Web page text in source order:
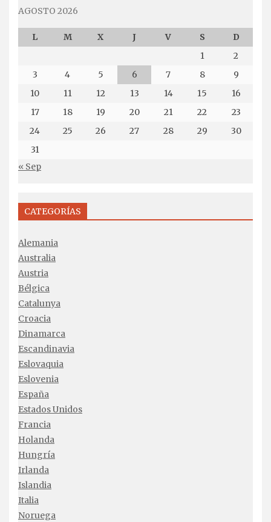
AGOSTO 2026
L M X J V S
D
1
2
3
4 5 6 7 8
9
10
11 12 13 14 15
16
17
18 19 20 21 22
23
24
25 26 27 28 29
30
31
« Sep
CATEGORÍAS
Alemania
Australia
Austria
Bélgica
Catalunya
Croacia
Dinamarca
Escandinavia
Eslovaquia
Eslovenia
España
Estados Unidos
Francia
Holanda
Hungría
Irlanda
Islandia
Italia
Noruega